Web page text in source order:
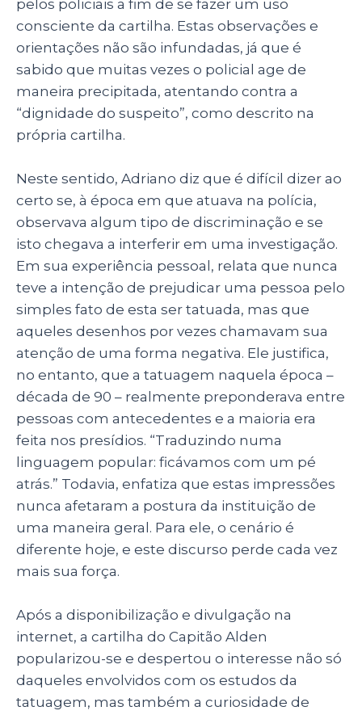
pelos policiais a fim de se fazer um uso
consciente da cartilha. Estas observações e
orientações não são infundadas, já que é
sabido que muitas vezes o policial age de
maneira precipitada, atentando contra a
“dignidade do suspeito”, como descrito na
própria cartilha.
Neste sentido, Adriano diz que é difícil dizer ao
certo se, à época em que atuava na polícia,
observava algum tipo de discriminação e se
isto chegava a interferir em uma investigação.
Em sua experiência pessoal, relata que nunca
teve a intenção de prejudicar uma pessoa pelo
simples fato de esta ser tatuada, mas que
aqueles desenhos por vezes chamavam sua
atenção de uma forma negativa. Ele justifica,
no entanto, que a tatuagem naquela época –
década de 90 – realmente preponderava entre
pessoas com antecedentes e a maioria era
feita nos presídios. “Traduzindo numa
linguagem popular: ficávamos com um pé
atrás.” Todavia, enfatiza que estas impressões
nunca afetaram a postura da instituição de
uma maneira geral. Para ele, o cenário é
diferente hoje, e este discurso perde cada vez
mais sua força.
Após a disponibilização e divulgação na
internet, a cartilha do Capitão Alden
popularizou-se e despertou o interesse não só
daqueles envolvidos com os estudos da
tatuagem, mas também a curiosidade de